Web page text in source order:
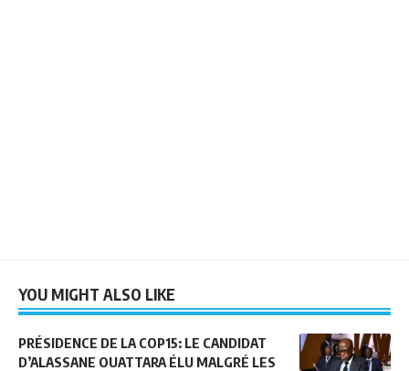
YOU MIGHT ALSO LIKE
PRÉSIDENCE DE LA COP15: LE CANDIDAT
D’ALASSANE OUATTARA ÉLU MALGRÉ LES